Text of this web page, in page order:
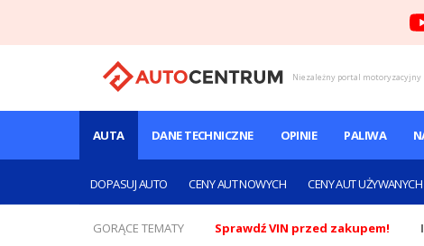
Niezależny portal motoryzacyjny
AUTA
DOPASUJ AUTO CENY AUT NOWYCH CENY AUT UŻYWANYCH
DANE TECHNICZNE OPINIE PALIWA
GORĄCE TEMATY Sprawdź VIN przed zakupem!